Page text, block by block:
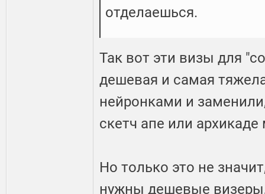
отделаешься.
Так вот эти визы для
дешевая и самая
нейронками и
скетч апе или
Но только это не
нужны дешевые